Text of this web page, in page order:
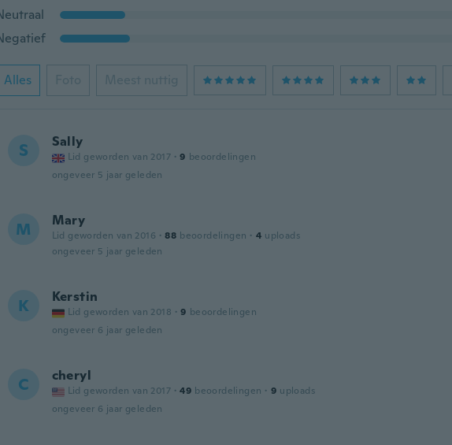
Alles Foto Meest nuttig
S Sally
Lid geworden van 2017 · 9 beoordelingen
ongeveer 5 jaar geleden
M Mary
Lid geworden van 2016 · 88 beoordelingen · 4 uploads
ongeveer 5 jaar geleden
K Kerstin
Lid geworden van 2018 · 9 beoordelingen
ongeveer 6 jaar geleden
C cheryl
Lid geworden van 2017 · 49 beoordelingen · 9 uploads
ongeveer 6 jaar geleden